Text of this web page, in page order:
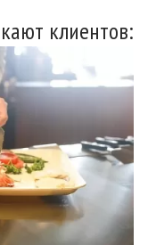
клиентов: